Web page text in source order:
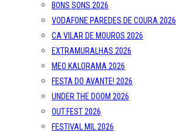
BONS SONS 2026
VODAFONE PAREDES DE COURA 2026
CA VILAR DE MOUROS 2026
EXTRAMURALHAS 2026
MEO KALORAMA 2026
FESTA DO AVANTE! 2026
UNDER THE DOOM 2026
OUT.FEST 2026
FESTIVAL MIL 2026